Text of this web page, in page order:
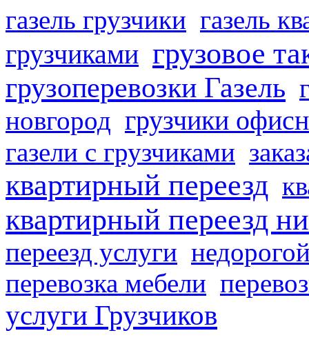
газель грузчики газель
грузчиками грузовое
грузоперевозки Газель
новгород грузчики
газели с грузчиками
квартирный переезд
квартирный переезд
переезд услуги
перевозка мебели
услуги Грузчиков